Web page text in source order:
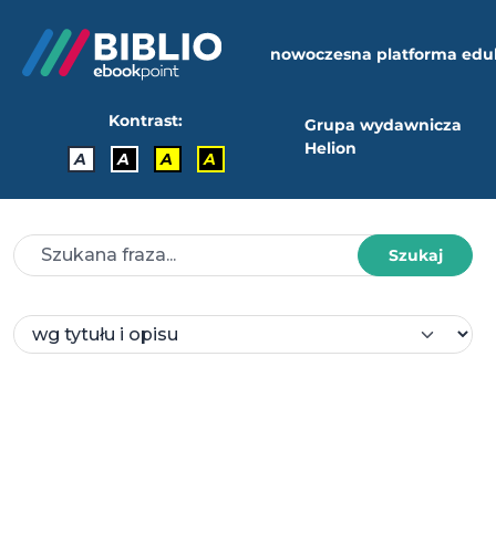
nowoczesna platforma
Kontrast:
A
A A A
Grupa wydawnicza
Helion
Szukaj